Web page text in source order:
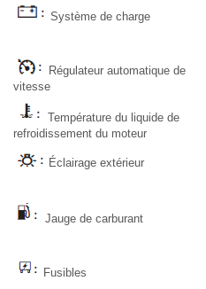
Système de charge
Régulateur automatique de
vitesse
Température du liquide de
refroidissement du moteur
Éclairage extérieur
Jauge de carburant
Fusibles